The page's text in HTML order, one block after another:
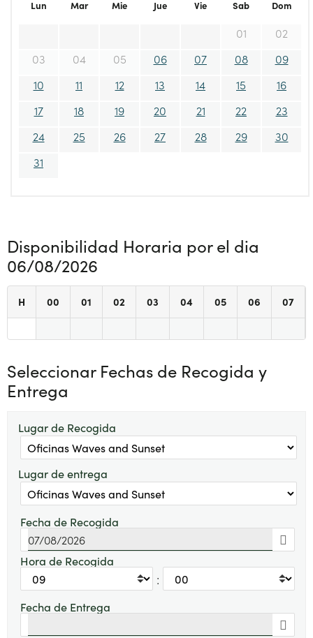
Lun Mar Mie Jue Vie Sab Dom
01
02
03
04 05 06 07 08
09
10
11 12 13 14 15
16
17
18 19 20 21 22
23
24
25 26 27 28 29
30
31
Disponibilidad Horaria por el dia
06/08/2026
H 00 01 02 03 04 05 06 07
Seleccionar Fechas de Recogida y
Entrega
Lugar de Recogida
Lugar de entrega
Fecha de Recogida
Hora de Recogida
:
Fecha de Entrega